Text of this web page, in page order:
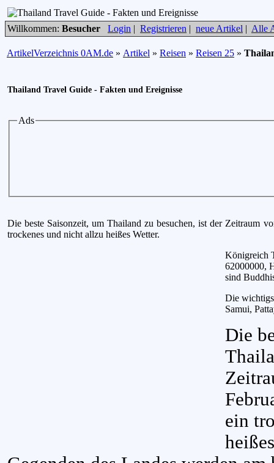
Willkommen: Besucher Login | Registrieren | neue Artikel | Alle
ArtikelVerzeichnis 0AM.de » Artikel » Reisen » Reisen 25 »
Thailand Travel Guide - Fakten und Ereignisse
Ads
Die beste Saisonzeit, um Thailand zu besuchen, ist der Zeitraum
trockenes und nicht allzu heißes Wetter.
Königreich
62000000,
sind
Die
Samui,
Die
ein